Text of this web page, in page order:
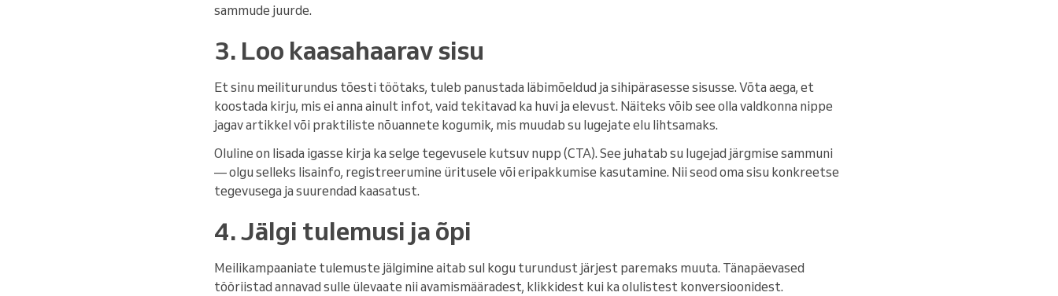
sammude juurde.
3. Loo kaasahaarav sisu
Et sinu meiliturundus tõesti töötaks, tuleb panustada läbimõeldud ja sihipärasesse sisusse. Võta aega, et
koostada kirju, mis ei anna ainult infot, vaid tekitavad ka huvi ja elevust. Näiteks võib see olla valdkonna nippe
jagav artikkel või praktiliste nõuannete kogumik, mis muudab su lugejate elu lihtsamaks.
Oluline on lisada igasse kirja ka selge tegevusele kutsuv nupp (CTA). See juhatab su lugejad järgmise sammuni
— olgu selleks lisainfo, registreerumine üritusele või eripakkumise kasutamine. Nii seod oma sisu konkreetse
tegevusega ja suurendad kaasatust.
4. Jälgi tulemusi ja õpi
Meilikampaaniate tulemuste jälgimine aitab sul kogu turundust järjest paremaks muuta. Tänapäevased
tööriistad annavad sulle ülevaate nii avamismääradest, klikkidest kui ka olulistest konversioonidest.